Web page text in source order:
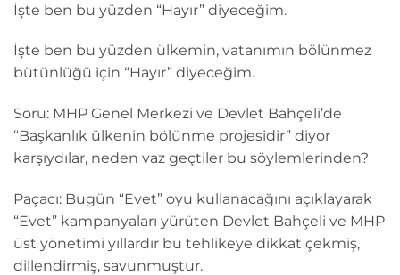
İşte ben bu yüzden “Hayır” diyeceğim.
İşte ben bu yüzden ülkemin, vatanımın bölünmez
bütünlüğü için “Hayır” diyeceğim.
Soru: MHP Genel Merkezi ve Devlet Bahçeli’de
“Başkanlık ülkenin bölünme projesidir” diyor
karşıydılar, neden vaz geçtiler bu söylemlerinden?
Paçacı: Bugün “Evet” oyu kullanacağını açıklayarak
“Evet” kampanyaları yürüten Devlet Bahçeli ve MHP
üst yönetimi yıllardır bu tehlikeye dikkat çekmiş,
dillendirmiş, savunmuştur.